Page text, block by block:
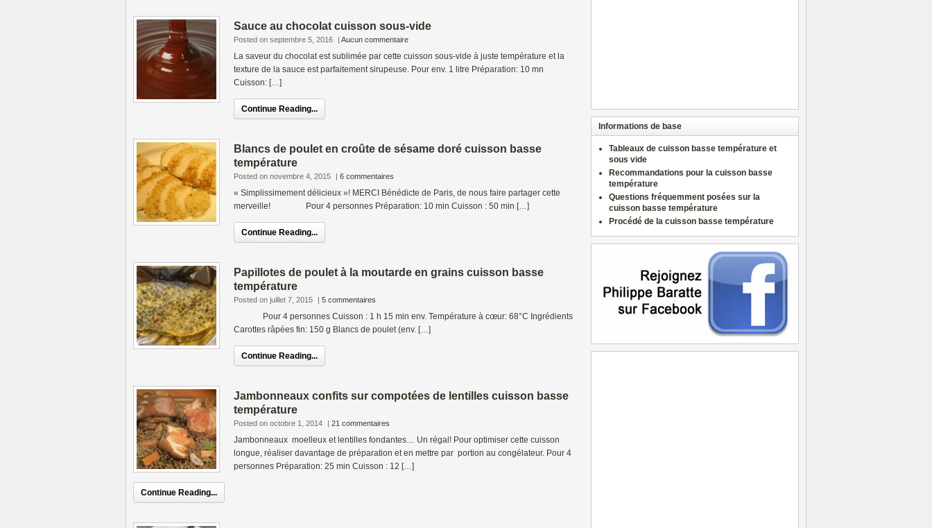
Sauce au chocolat cuisson sous-vide
Posted on septembre 5, 2016 | Aucun commentaire
La saveur du chocolat est sublimée par cette cuisson sous-vide à juste température et la
texture de la sauce est parfaitement sirupeuse. Pour env. 1 litre Préparation: 10 mn
Cuisson: […]
Continue Reading...
Blancs de poulet en croûte de sésame doré cuisson basse
température
Posted on novembre 4, 2015 | 6 commentaires
« Simplissimement délicieux »! MERCI Bénédicte de Paris, de nous faire partager cette
merveille! Pour 4 personnes Préparation: 10 min Cuisson : 50 min […]
Continue Reading...
Papillotes de poulet à la moutarde en grains cuisson basse
température
Posted on juillet 7, 2015 | 5 commentaires
Pour 4 personnes Cuisson : 1 h 15 min env. Température à cœur: 68°C Ingrédients
Carottes râpées fin: 150 g Blancs de poulet (env. […]
Continue Reading...
Jambonneaux confits sur compotées de lentilles cuisson basse
température
Posted on octobre 1, 2014 | 21 commentaires
Jambonneaux moelleux et lentilles fondantes… Un régal! Pour optimiser cette cuisson
longue, réaliser davantage de préparation et en mettre par portion au congélateur. Pour 4
personnes Préparation: 25 min Cuisson : 12 […]
Continue Reading...
Informations de base
Tableaux de cuisson basse température et
sous vide
Recommandations pour la cuisson basse
température
Questions fréquemment posées sur la
cuisson basse température
Procédé de la cuisson basse température